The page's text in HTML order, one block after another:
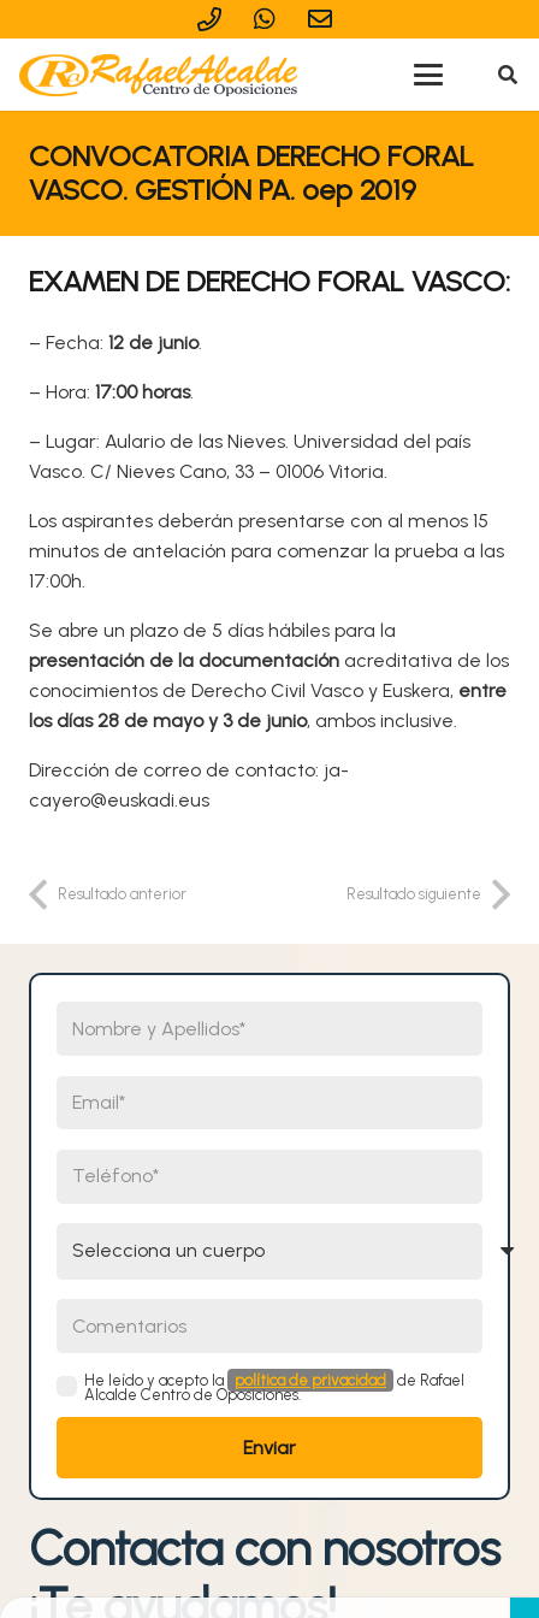
CONVOCATORIA DERECHO FORAL
VASCO. GESTIÓN PA. oep 2019
EXAMEN DE DERECHO FORAL VASCO:
– Fecha: 12 de junio.
– Hora: 17:00 horas.
– Lugar: Aulario de las Nieves. Universidad del país
Vasco. C/ Nieves Cano, 33 – 01006 Vitoria.
Los aspirantes deberán presentarse con al menos 15
minutos de antelación para comenzar la prueba a las
17:00h.
Se abre un plazo de 5 días hábiles para la
presentación de la documentación acreditativa de los
conocimientos de Derecho Civil Vasco y Euskera, entre
los días 28 de mayo y 3 de junio, ambos inclusive.
Dirección de correo de contacto: ja-
cayero@euskadi.eus
Resultado anterior Resultado siguiente
He leído y acepto la política de privacidad
de Rafael
Alcalde Centro de Oposiciones.
Contacta con nosotros